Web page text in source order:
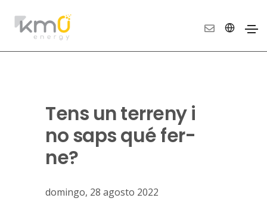
Tens un terreny i
no saps qué fer-
ne?
domingo, 28 agosto 2022